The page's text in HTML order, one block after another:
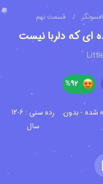
/ قسمت نهم
ای که دلربا نیست
92
%
آمریکا - ۲۰۱۵ - دوبله شده - بدون
رده سنی : 6-12
سال